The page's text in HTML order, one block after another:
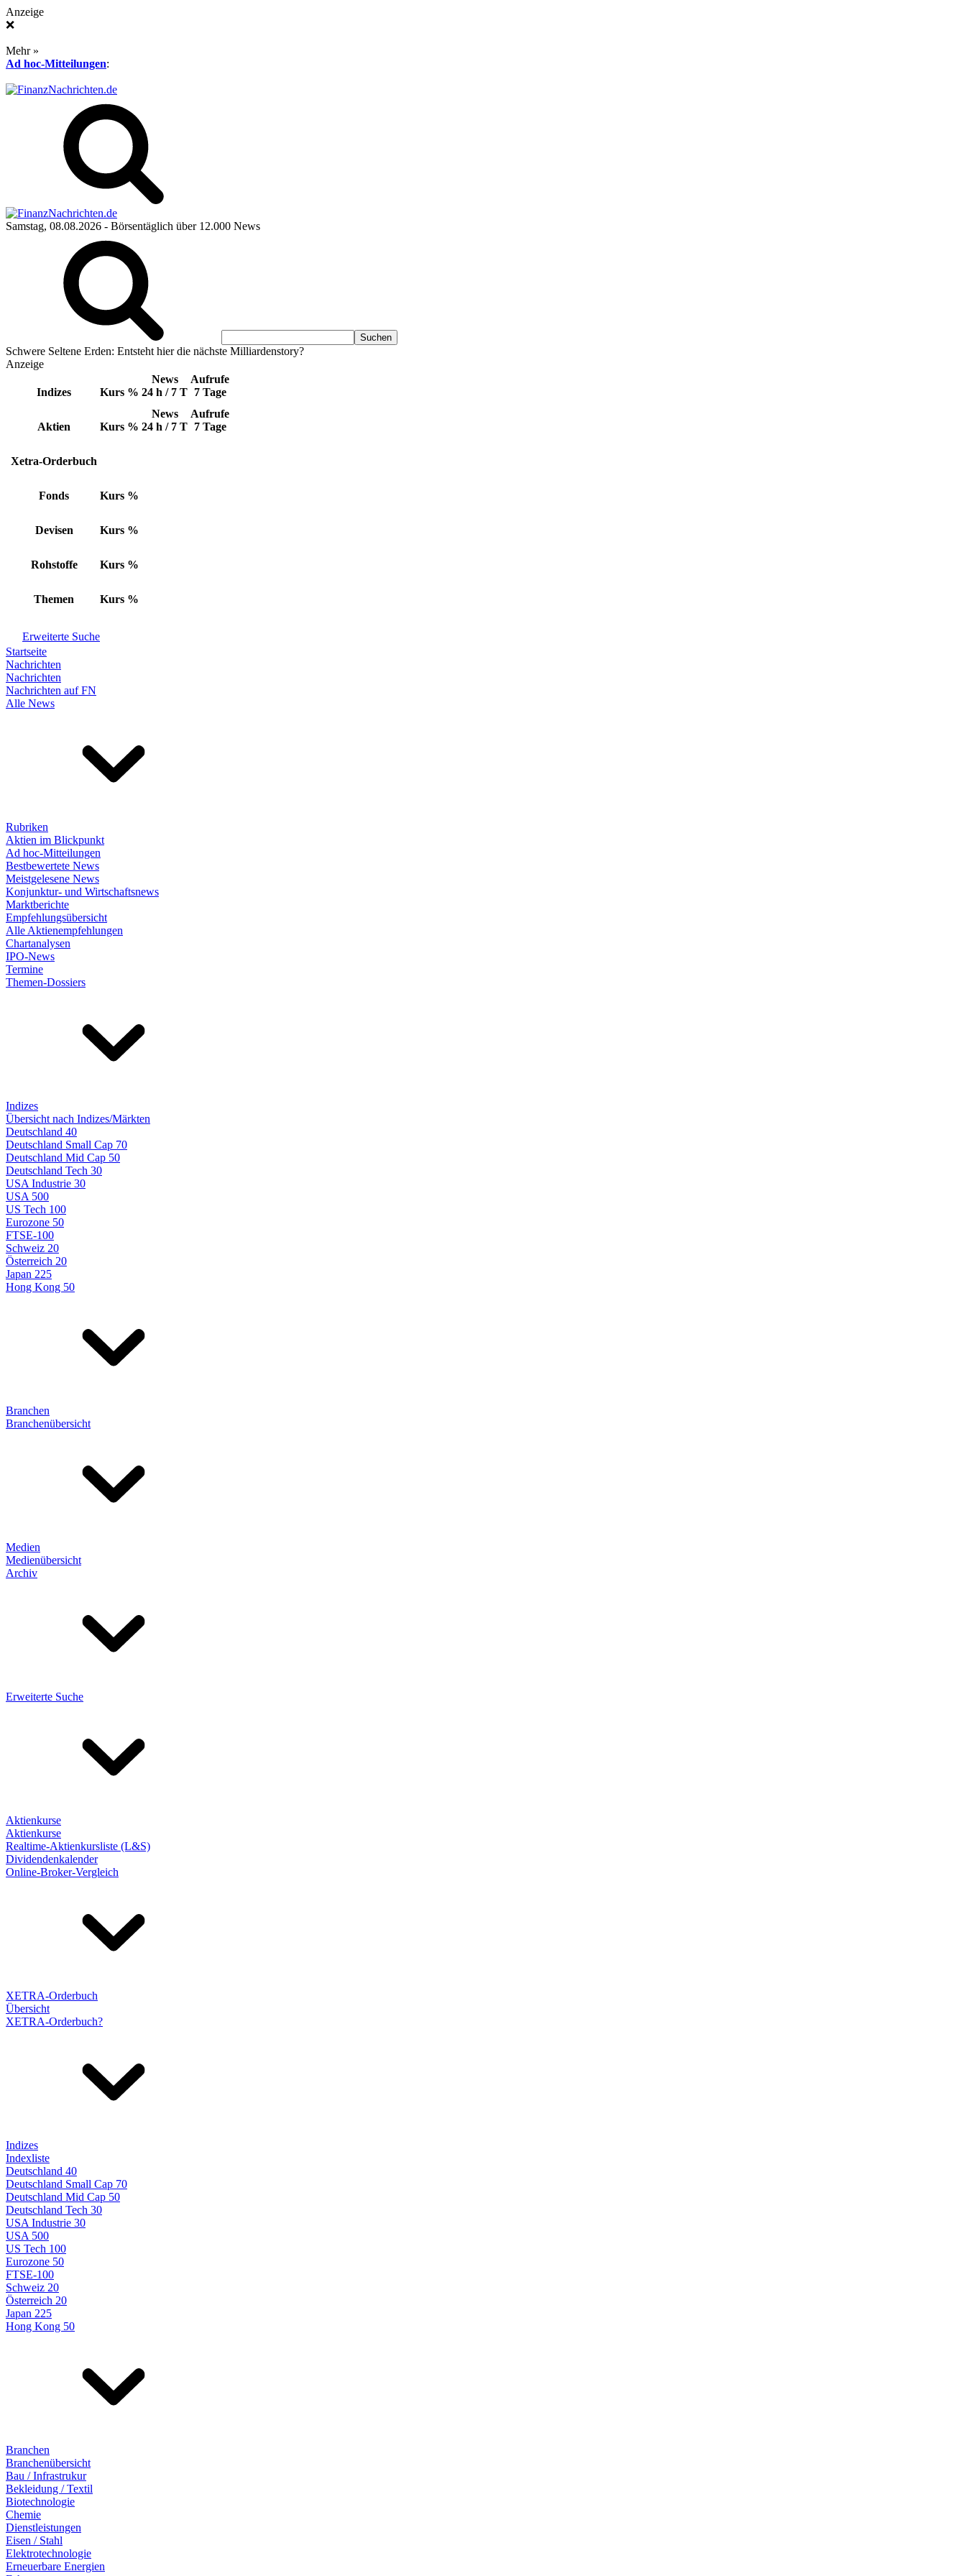
Anzeige
❌
Mehr »
Ad hoc-Mitteilungen:
Samstag, 08.08.2026 - Börsentäglich über 12.000 News
Schwere Seltene Erden: Entsteht hier die nächste Milliardenstory?
Anzeige
Indizes Kurs %
News
24 h / 7 T
Aufrufe
7 Tage
Aktien Kurs %
News
24 h / 7 T
Aufrufe
7 Tage
Xetra-Orderbuch
Fonds Kurs %
Devisen Kurs %
Rohstoffe Kurs %
Themen Kurs %
Erweiterte Suche
Startseite
Nachrichten
Nachrichten
Nachrichten auf FN
Alle News
Rubriken
Aktien im Blickpunkt
Ad hoc-Mitteilungen
Bestbewertete News
Meistgelesene News
Konjunktur- und Wirtschaftsnews
Marktberichte
Empfehlungsübersicht
Alle Aktienempfehlungen
Chartanalysen
IPO-News
Termine
Themen-Dossiers
Indizes
Übersicht nach Indizes/Märkten
Deutschland 40
Deutschland Small Cap 70
Deutschland Mid Cap 50
Deutschland Tech 30
USA Industrie 30
USA 500
US Tech 100
Eurozone 50
FTSE-100
Schweiz 20
Österreich 20
Japan 225
Hong Kong 50
Branchen
Branchenübersicht
Medien
Medienübersicht
Archiv
Erweiterte Suche
Aktienkurse
Aktienkurse
Realtime-Aktienkursliste (L&S)
Dividendenkalender
Online-Broker-Vergleich
XETRA-Orderbuch
Übersicht
XETRA-Orderbuch?
Indizes
Indexliste
Deutschland 40
Deutschland Small Cap 70
Deutschland Mid Cap 50
Deutschland Tech 30
USA Industrie 30
USA 500
US Tech 100
Eurozone 50
FTSE-100
Schweiz 20
Österreich 20
Japan 225
Hong Kong 50
Branchen
Branchenübersicht
Bau / Infrastrukur
Bekleidung / Textil
Biotechnologie
Chemie
Dienstleistungen
Eisen / Stahl
Elektrotechnologie
Erneuerbare Energien